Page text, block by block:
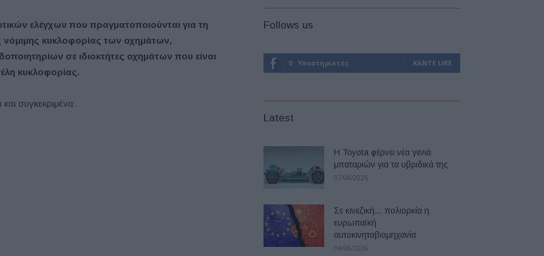
ελέγχων που πραγματοποιούνται για τη
νόμιμης κυκλοφορίας των οχημάτων,
σε ιδιοκτήτες οχημάτων που είναι
κυκλοφορίας.
συγκεκριμένα:
Follows us
0 Υποστηρικτές ΚΆΝΤΕ LIKE
Latest
Η Toyota φέρνει νέα γενιά
μπαταριών για τα υβριδικά της
07/08/2026
Σε κινεζική… πολιορκία η
ευρωπαϊκή
αυτοκινητοβιομηχανία
06/08/2026